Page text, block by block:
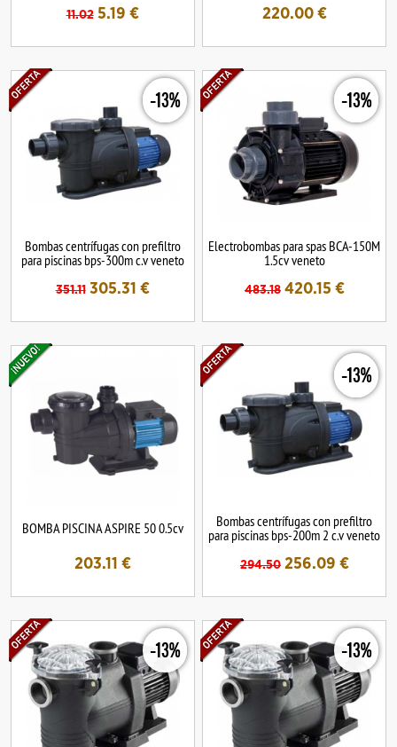
11.02 5.19 € 220.00€
-13%
Bombas centrífugas con prefiltro
para piscinas bps-300m c.v veneto
351.11 305.31 €
-13%
Electrobombas para spas BCA-150M
1.5cv veneto
483.18 420.15 €
BOMBA PISCINA ASPIRE 50 0.5cv
203.11 €
-13%
Bombas centrífugas con prefiltro
para piscinas bps-200m 2 c.v veneto
294.50 256.09 €
-13% -13%